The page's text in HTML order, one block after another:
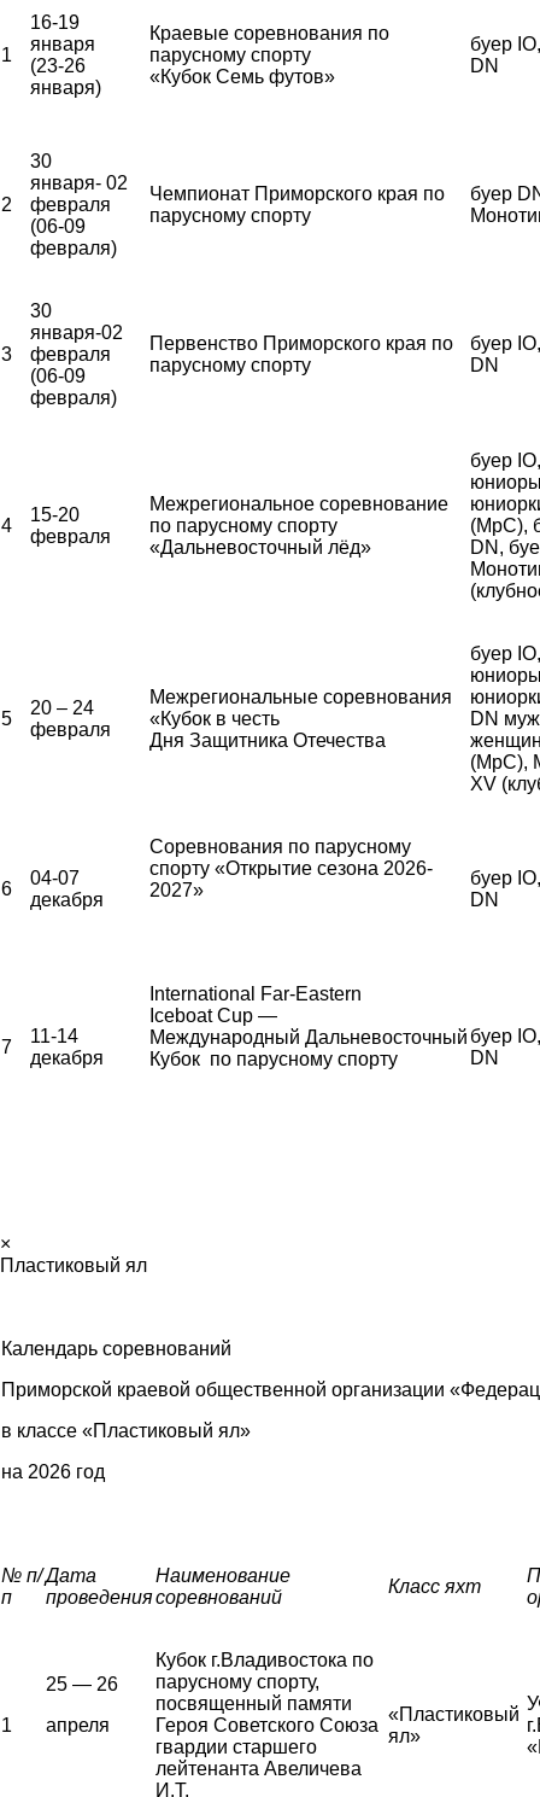
1
16-19
января
(23-26
января)
Краевые соревнования по
парусному спорту
«Кубок Семь футов»
буер
DN
2
30
января- 02
февраля
(06-09
февраля)
Чемпионат Приморского края по
парусному спорту
буер
3
30
января-02
февраля
(06-09
февраля)
Первенство Приморского края по
парусному спорту
буер
DN
4
15-20
февраля
Межрегиональное соревнование
по парусному спорту
«Дальневосточный лёд»
буер
(МрС),
DN,
5
20 – 24
февраля
Межрегиональные соревнования
«Кубок в честь
Дня Защитника Отечества
буер
DN
(МрС),
XV
6
04-07
декабря
Соревнования по парусному
спорту «Открытие сезона 2026-
2027»
буер
DN
7
11-14
декабря
International Far-Eastern
Iceboat Cup —
Международный Дальневосточный
Кубок по парусному спорту
буер
DN
×
Пластиковый ял
Календарь соревнований
Приморской краевой общественной организации
в классе «Пластиковый ял»
на 2026 год
№ п/
п
Дата
проведения
Наименование
соревнований
Класс яхт
1
25 — 26
апреля
Кубок г.Владивостока по
парусному спорту,
посвященный памяти
Героя Советского Союза
гвардии старшего
лейтенанта Авеличева
И.Т.
«Пластиковый
ял»